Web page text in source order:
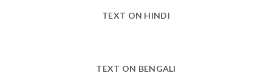
TEXT ON HINDI
TEXT ON BENGALI